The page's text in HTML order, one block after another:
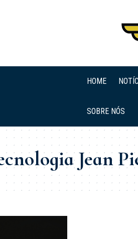
HOME
SOBRE NÓS
Jean